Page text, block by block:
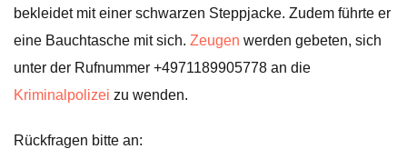
bekleidet mit einer schwarzen Steppjacke. Zudem führte er
eine Bauchtasche mit sich. Zeugen werden gebeten, sich
unter der Rufnummer +4971189905778 an die
Kriminalpolizei zu wenden.
Rückfragen bitte an: